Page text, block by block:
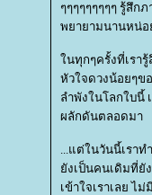
ๆๆๆๆๆๆๆๆๆ รู้สึก
พยายามนานหน่อ
นทุกๆครั้งที่เรารู้
หัวใจดวงน้อยๆข
ลำพังในโลกใบนี้
ผลักดันตลอดมา
...แต่ในวันนี้เราท
งเป็นคนเดิมที่ยัง
เข้าใจเราเลย ไ